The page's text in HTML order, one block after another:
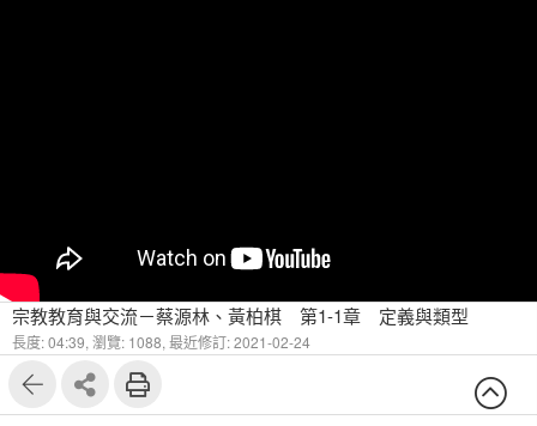
宗教教育與交流－蔡源林、黃柏棋 第1-1章 定義與類型
長度: 04:39, 瀏覽: 1088, 最近修訂: 2021-02-24